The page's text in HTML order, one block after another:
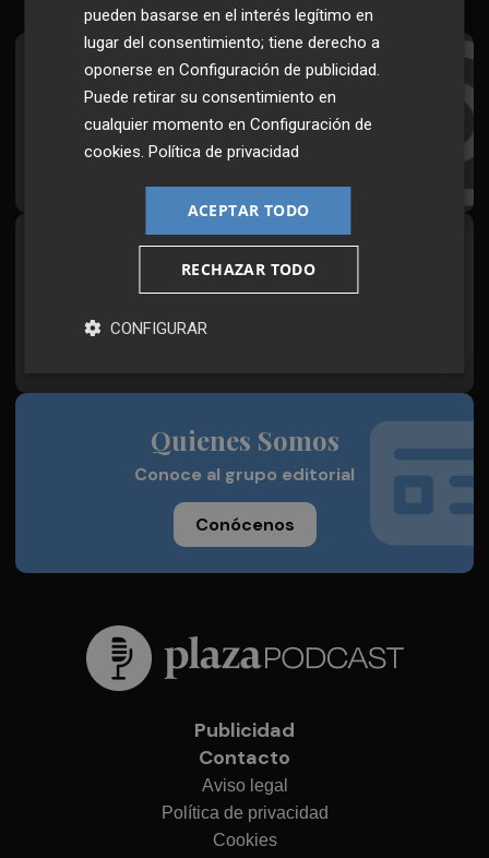
Suscríbete al Boletín
Todos los días a primera hora en tu email
¡Quiero suscribirme!
Síguenos en redes
Plaza Podcast, desde cualquier medio
Quienes Somos
Conoce al grupo editorial
Conócenos
Publicidad
Contacto
Aviso legal
Política de privacidad
Cookies
pueden basarse en el interés legítimo en
lugar del consentimiento; tiene derecho a
oponerse enConfiguración de publicidad.
Puede retirar su consentimiento en
cualquier momento enConfiguración de
cookies.Política de privacidad
ACEPTAR TODO
RECHAZAR TODO
CONFIGURAR